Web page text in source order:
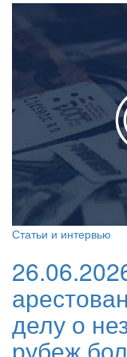
Статьи и интервью
делу о